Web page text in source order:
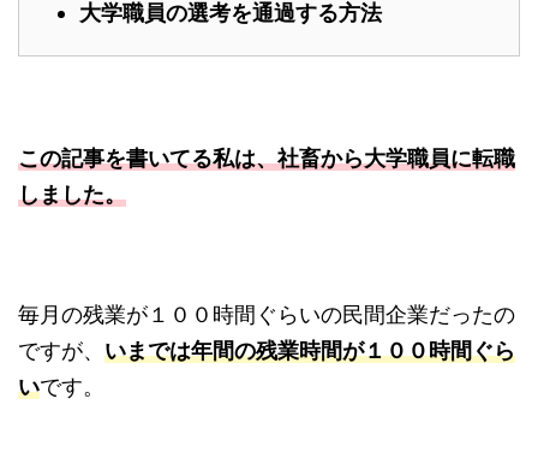
大学職員の選考を通過する方法
この記事を書いてる私は、社畜から大学職員に転職
しました。
毎月の残業が１００時間ぐらいの民間企業だったの
ですが、 いまでは年間の残業時間が１００時間ぐら
いです。